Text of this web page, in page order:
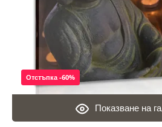
Показване на
Отстъпка -60%